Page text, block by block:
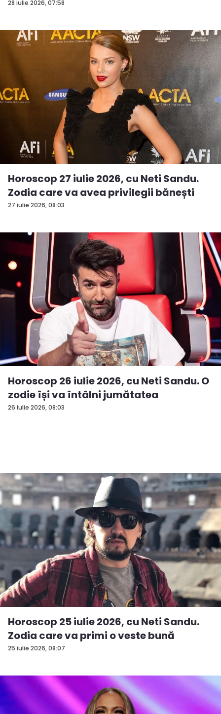
28 iulie 2026, 07:58
27 iulie 2026, 08:03
Horoscop 27 iulie 2026, cu Neti Sandu.
Zodia care va avea privilegii bănești
26 iulie 2026, 08:03
Horoscop 26 iulie 2026, cu Neti Sandu. O
zodie își va întâlni jumătatea
25 iulie 2026, 08:07
Horoscop 25 iulie 2026, cu Neti Sandu.
Zodia care va primi o veste bună